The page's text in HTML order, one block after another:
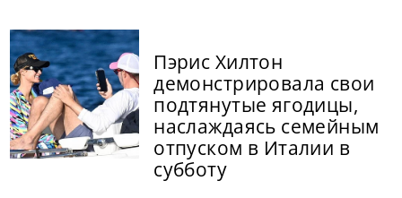
Пэрис Хилтон
демонстрировала свои
подтянутые ягодицы,
наслаждаясь семейным
отпуском в Италии в
субботу